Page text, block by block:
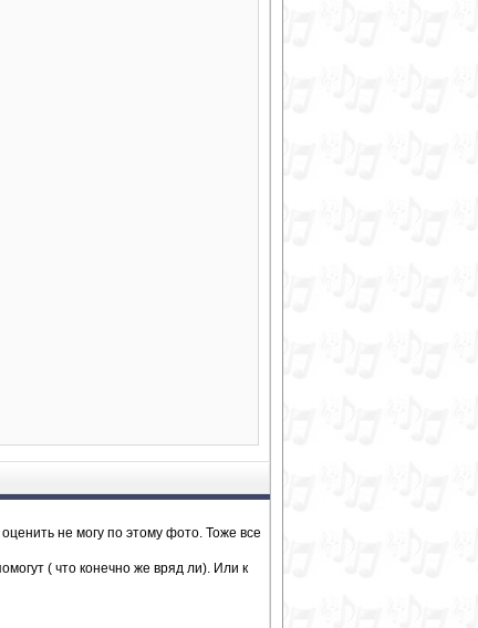
не могу по этому фото. Тоже все
( что конечно же вряд ли). Или к